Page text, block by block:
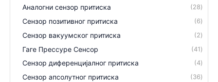
Аналогни сензор притиска 28
Сензор позитивног притиска 6
Сензор вакуумског притиска 2
Гаге Прессуре Сенсор 41
Сензор диференцијалног притиска 4
Сензор апсолутног притиска 36